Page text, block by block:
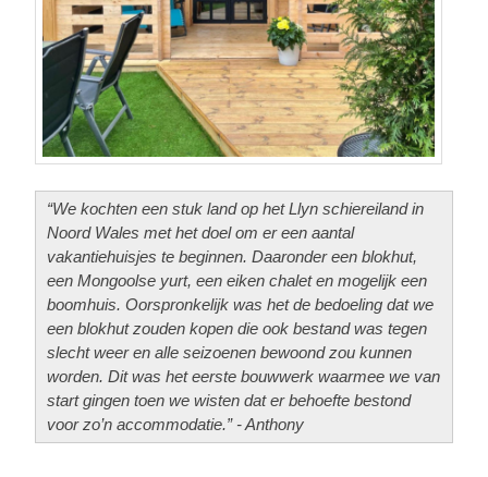
“We kochten een stuk land op het Llyn schiereiland in
Noord Wales met het doel om er een aantal
vakantiehuisjes te beginnen. Daaronder een blokhut,
een Mongoolse yurt, een eiken chalet en mogelijk een
boomhuis. Oorspronkelijk was het de bedoeling dat we
een blokhut zouden kopen die ook bestand was tegen
slecht weer en alle seizoenen bewoond zou kunnen
worden. Dit was het eerste bouwwerk waarmee we van
start gingen toen we wisten dat er behoefte bestond
voor zo’n accommodatie.” - Anthony